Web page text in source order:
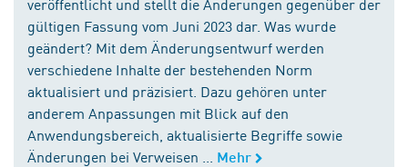
gültigen Fassung vom Juni 2023 dar. Was wurde
geändert? Mit dem Änderungsentwurf werden
verschiedene Inhalte der bestehenden Norm
aktualisiert und präzisiert. Dazu gehören unter
anderem Anpassungen mit Blick auf den
Anwendungsbereich, aktualisierte Begriffe sowie
Änderungen bei Verweisen ...
Mehr